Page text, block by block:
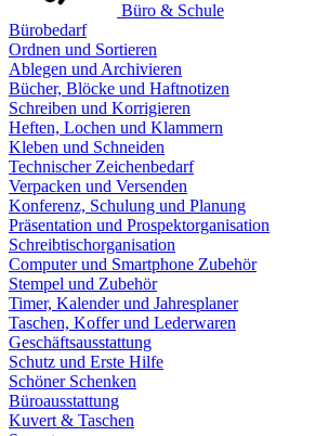
Büro & Schule
Bürobedarf
Ordnen und Sortieren
Ablegen und Archivieren
Bücher, Blöcke und Haftnotizen
Schreiben und Korrigieren
Heften, Lochen und Klammern
Kleben und Schneiden
Technischer Zeichenbedarf
Verpacken und Versenden
Konferenz, Schulung und Planung
Präsentation und Prospektorganisation
Schreibtischorganisation
Computer und Smartphone Zubehör
Stempel und Zubehör
Timer, Kalender und Jahresplaner
Taschen, Koffer und Lederwaren
Geschäftsausstattung
Schutz und Erste Hilfe
Schöner Schenken
Büroausstattung
Kuvert & Taschen